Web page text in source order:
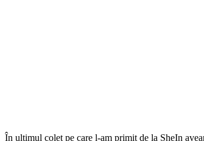
În ultimul colet pe care l-am primit de la SheIn